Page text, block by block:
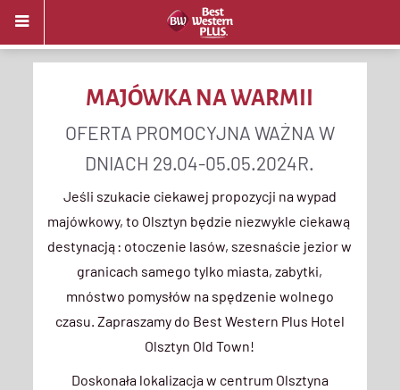
MAJÓWKA NA WARMII
OFERTA PROMOCYJNA WAŻNA W
DNIACH 29.04-05.05.2024R.
Jeśli szukacie ciekawej propozycji na wypad
majówkowy, to Olsztyn będzie niezwykle ciekawą
destynacją: otoczenie lasów, szesnaście jezior w
granicach samego tylko miasta, zabytki,
mnóstwo pomysłów na spędzenie wolnego
czasu. Zapraszamy do Best Western Plus Hotel
Olsztyn Old Town!
Doskonała lokalizacja w centrum Olsztyna